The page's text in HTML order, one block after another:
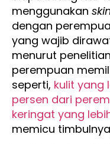
menggunakan
dengan
yang wajib
menurut
perempuan
seperti, kulit yang
persen dari
keringat yang
memicu